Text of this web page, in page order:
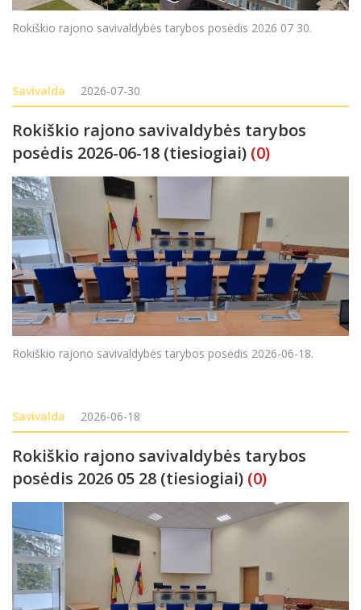
Rokiškio rajono savivaldybės tarybos posėdis 2026 07 30.
Savivalda 2026-07-30
Rokiškio rajono savivaldybės tarybos
posėdis 2026-06-18 (tiesiogiai) (0)
Rokiškio rajono savivaldybės tarybos posėdis 2026-06-18.
Savivalda 2026-06-18
Rokiškio rajono savivaldybės tarybos
posėdis 2026 05 28 (tiesiogiai) (0)